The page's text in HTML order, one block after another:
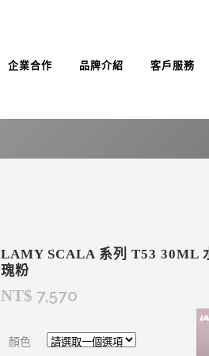
企業合作 品牌介紹 客戶服務
LAMY SCALA 系列 T53 30ML
瑰粉
NT$ 7,570
顏色